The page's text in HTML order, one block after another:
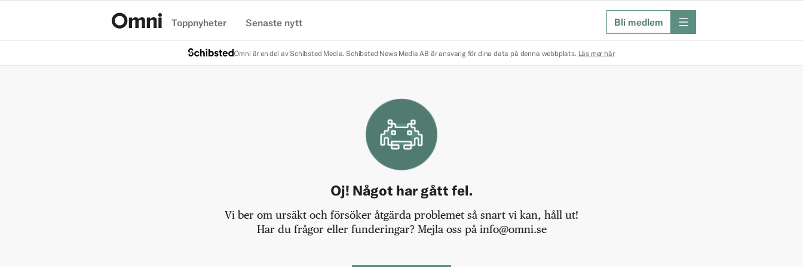
Toppnyheter Senaste nytt Bli medlem meny
Omni är en del av Schibsted Media. Schibsted News Media AB är ansvarig för dina data på denna webbplats. Läs mer här
Oj! Något har gått fel.
Vi ber om ursäkt och försöker åtgärda problemet så snart vi kan, håll ut!
Har du frågor eller funderingar? Mejla oss på info@omni.se